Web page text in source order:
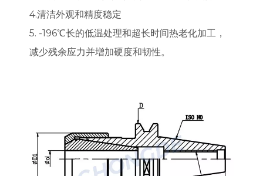
4.清洁外观和精度稳定
5. -196℃长的低温处理和超长时间热老化加工，
减少残余应力并增加硬度和韧性。